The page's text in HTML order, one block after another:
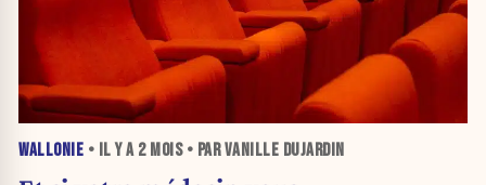
WALLONIE • IL Y A 2 MOIS• PAR VANILLE DUJARDIN